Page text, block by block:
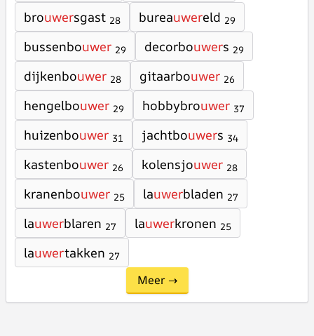
brouwersgast 28 bureauwereld 29
bussenbouwer 29 decorbouwers 29
dijkenbouwer 28 gitaarbouwer 26
hengelbouwer 29 hobbybrouwer 37
huizenbouwer 31 jachtbouwers 34
kastenbouwer 26 kolensjouwer 28
kranenbouwer 25 lauwerbladen 27
lauwerblaren 27 lauwerkronen 25
lauwertakken 27
Meer →